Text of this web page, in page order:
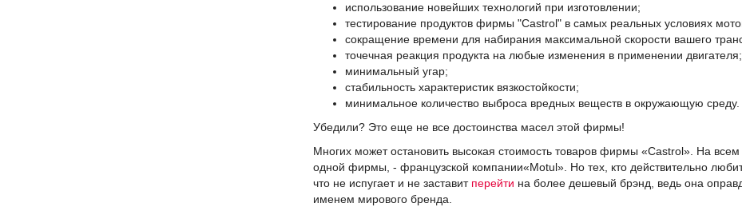
использование новейших технологий при изготовлении;
тестирование продуктов фирмы "Castrol" в самых реальных условиях
сокращение времени для набирания максимальной скорости вашего
точечная реакция продукта на любые изменения в применении двигателя;
минимальный угар;
стабильность характеристик вязкостойкости;
минимальное количество выброса вредных веществ в окружающую среду.
Убедили? Это еще не все достоинства масел этой фирмы!
Многих может остановить высокая стоимость товаров фирмы «Castrol». На
одной фирмы, - французской компании«Motul». Но тех, кто действительно
что не испугает и не заставит перейти на более дешевый брэнд, ведь она
именем мирового бренда.